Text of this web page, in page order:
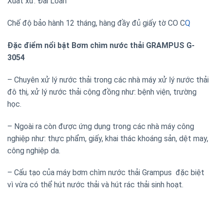
Chế độ bảo hành 12 tháng, hàng đầy đủ giấy tờ CO CQ
Đặc điểm nổi bật Bơm chìm nước thải GRAMPUS G-
3054
– Chuyên xử lý nước thải trong các nhà máy xử lý nước thải
đô thị, xử lý nước thải cộng đồng như: bệnh viện, trường
học.
– Ngoài ra còn được ứng dụng trong các nhà máy công
nghiệp như: thực phẩm, giấy, khai thác khoáng sản, dệt may,
công nghiệp da.
– Cấu tạo của máy bơm chìm nước thải Grampus đặc biệt
vì vừa có thể hút nước thải và hút rác thải sinh hoạt.